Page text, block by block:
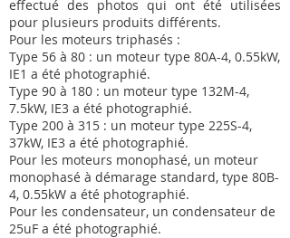
effectué des photos qui ont été utilisées
pour plusieurs produits différents.
Pour les moteurs triphasés :
Type 56 à 80 : un moteur type 80A-4, 0.55kW,
IE1 a été photographié.
Type 90 à 180 : un moteur type 132M-4,
7.5kW, IE3 a été photographié.
Type 200 à 315 : un moteur type 225S-4,
37kW, IE3 a été photographié.
Pour les moteurs monophasé, un moteur
monophasé à démarage standard, type 80B-
4, 0.55kW a été photographié.
Pour les condensateur, un condensateur de
25uF a été photographié.